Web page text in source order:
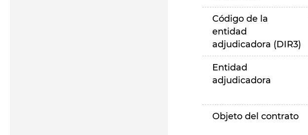
Código de la
entidad
adjudicadora (DIR3)
Entidad
adjudicadora
Objeto del contrato